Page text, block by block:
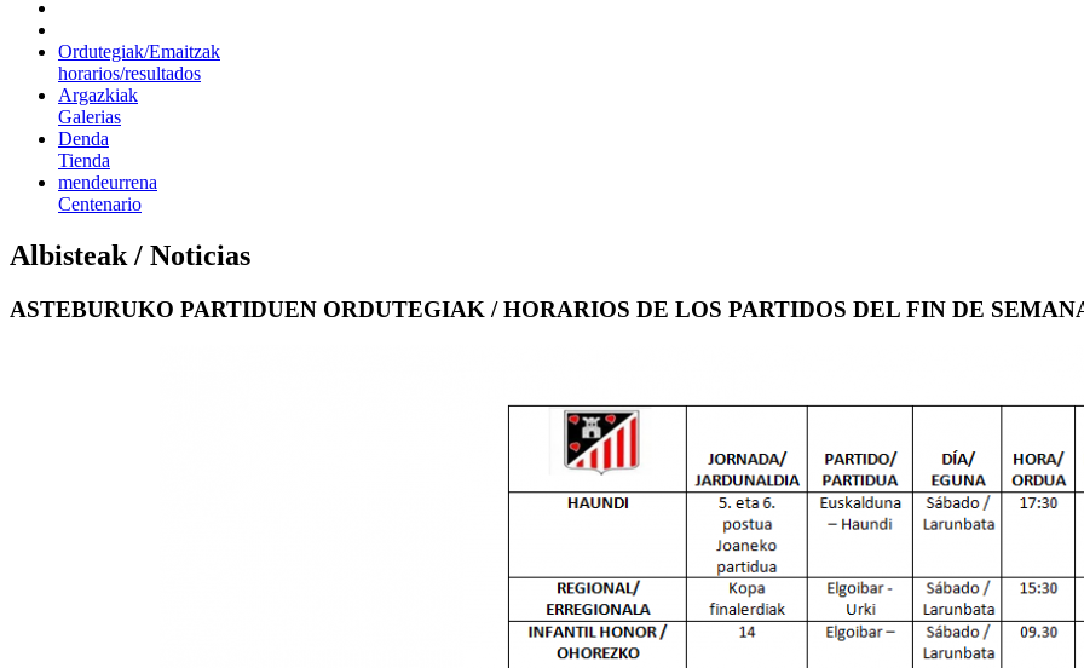
Ordutegiak/Emaitzak
horarios/resultados
Argazkiak
Galerias
Denda
Tienda
mendeurrena
Centenario
Albisteak / Noticias
ASTEBURUKO PARTIDUEN ORDUTEGIAK / HORARIOS DE LOS PARTIDOS DEL FIN DE